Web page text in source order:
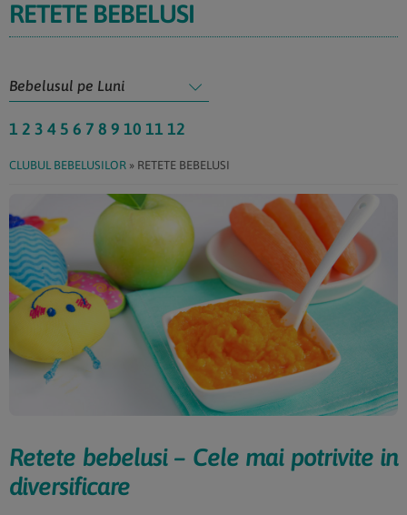
RETETE BEBELUSI
1 2 3 4 5 6 7 8 9 10 11 12
CLUBUL BEBELUSILOR » RETETE BEBELUSI
Retete bebelusi – Cele mai potrivite in
diversificare